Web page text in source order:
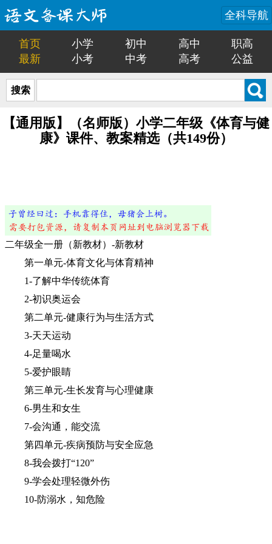
全科导航
首页 小学 初中 高中
职高
最新
小考 中考 高考 公益
搜索
【通用版】（名师版）小学二年级《体育与健
康》课件、教案精选（共149份）
二年级全一册（新教材）-新教材
第一单元-体育文化与体育精神
1-了解中华传统体育
2-初识奥运会
第二单元-健康行为与生活方式
3-天天运动
4-足量喝水
5-爱护眼睛
第三单元-生长发育与心理健康
6-男生和女生
7-会沟通，能交流
第四单元-疾病预防与安全应急
8-我会拨打“120”
9-学会处理轻微外伤
10-防溺水，知危险